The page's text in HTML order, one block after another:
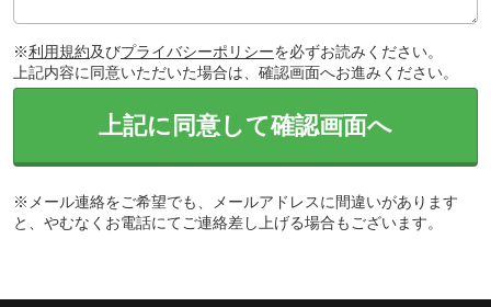
※利用規約及びプライバシーポリシーを必ずお読みください。
上記内容に同意いただいた場合は、確認画面へお進みください。
上記に同意して確認画面へ
※メール連絡をご希望でも、メールアドレスに間違いがあります
と、やむなくお電話にてご連絡差し上げる場合もございます。